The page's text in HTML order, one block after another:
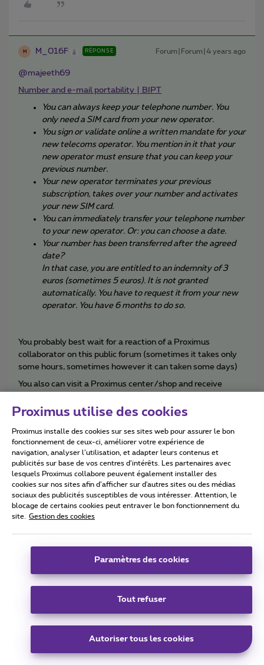
M M_016F RÉPONSE Forum|Forum|4 years ago
@majeeth69
Number and e-mail portability | BIPT
You can always keep your telephone number. You
only need a SIM card from your new operator.
You sign or validate online a written mandate for your
new telecoms operator. You mention in it that your
new operator must ensure that you can keep your
previous number.
Your new operator terminates your previous
subscription, takes over your number and activates
your new SIM card.
You can immediately transfer your telephone number
to your new operator. Or: you can choose a date.
Your number has been transferred after the agreed
date?
In that case, you are entitled to an indemnity of 3
euros (sometimes 5 euros). It is not granted
automatically. You have to request it from your new
operator. You have 6 months to do so.
You probably best wait for a reaction of a Proximus
collaborator on this public forum (sometimes it takes only
some hours, sometimes however it can taken some days)
You also can visit a Proximus center/shop and receive
You do need to provide your phone number en SIMcard
customer most probably also your e-id; this private
information shoudl of course not be put on this public forum
(phone nr & SIM nr eventually can be provided to Proximus
via a free field e.g. ticket in your forum login profile)
Conseil 1:Indiquez dans votre forum login profile votre n°
par les collaborateurs Proximus // Conseil 2: Consultez les
https://www.proximus.be/support/fr/id_zwpr_support/
particuliers/support.html
Proximus utilise des cookies
Proximus installe des cookies sur ses sites web pour assurer le bon
fonctionnement de ceux-ci, améliorer votre expérience de
navigation, analyser l’utilisation, et adapter leurs contenus et
publicités sur base de vos centres d’intérêts. Les partenaires avec
lesquels Proximus collabore peuvent également installer des
cookies sur nos sites afin d’afficher sur d'autres sites ou des médias
sociaux des publicités susceptibles de vous intéresser. Attention, le
blocage de certains cookies peut entraver le bon fonctionnement du
site.
Gestion des cookies
Paramètres des cookies
Tout refuser
Autoriser tous les cookies